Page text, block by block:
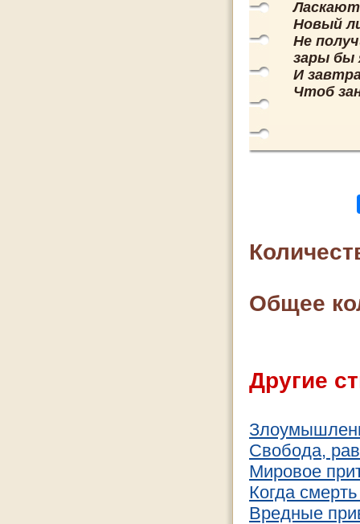
Новый
Не
зары бы
И
Чтоб
Общее
Другие
Свобода,
Мировое
Когда
Вредные